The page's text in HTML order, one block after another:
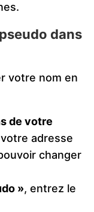
dans
votre nom en
de votre
adresse
changer
», entrez le